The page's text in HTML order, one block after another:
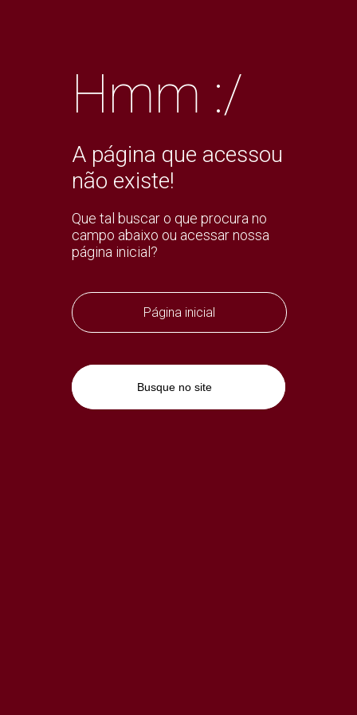
Hmm :/
A página que acessou
não existe!
Que tal buscar o que procura no
campo abaixo ou acessar nossa
página inicial?
Página inicial